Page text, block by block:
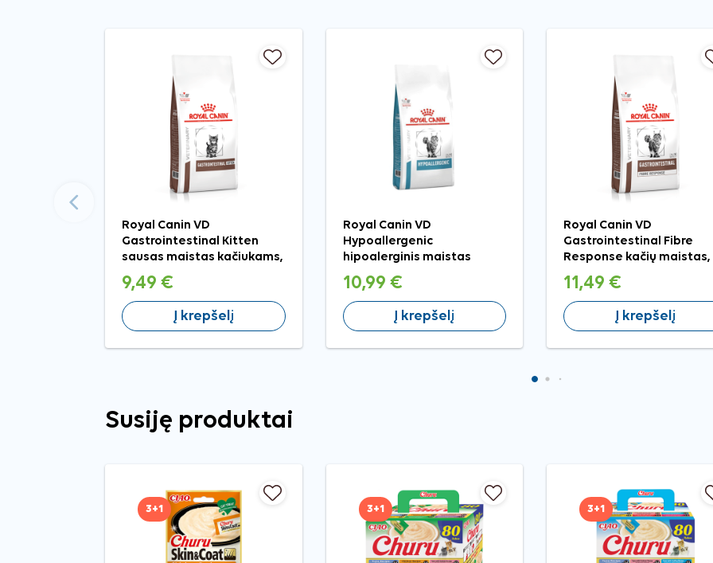
Royal Canin VD
Gastrointestinal Kitten
sausas maistas kačiukams,
400 g
9,49 €
Į krepšelį
Royal Canin VD
Hypoallergenic
hipoalerginis maistas
katėms, 400 g
10,99 €
Į krepšelį
Royal Canin VD
Gastrointestinal Fibre
Response kačių maistas,
400 g
11,49 €
Į krepšelį
Ankstesnis
Susiję produktai
3+1 3+1 3+1